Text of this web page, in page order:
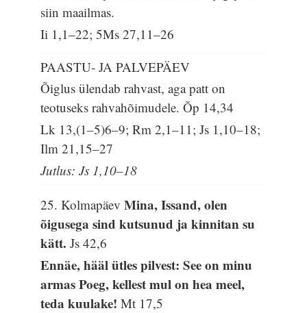
siin maailmas.
Ii 1,1–22; 5Ms 27,11–26
PAASTU- JA PALVEPÄEV
Õiglus ülendab rahvast, aga patt on
teotuseks rahvahõimudele.Õp 14,34
Lk 13,(1–5)6–9; Rm 2,1–11; Js 1,10–18;
Ilm 21,15–27
Jutlus: Js 1,10–18
25. KolmapäevMina, Issand, olen
õigusega sind kutsunud ja kinnitan su
kätt.Js 42,6
Ennäe, hääl ütles pilvest: See on minu
armas Poeg, kellest mul on hea meel,
teda kuulake!Mt 17,5